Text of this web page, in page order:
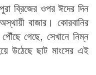
ব্রিজের ওপর ঈদের দিন
বাজার। কোরবানির
গেছে, সেখানে নিম্ন
উঠেছে ছাট মাংসের এই